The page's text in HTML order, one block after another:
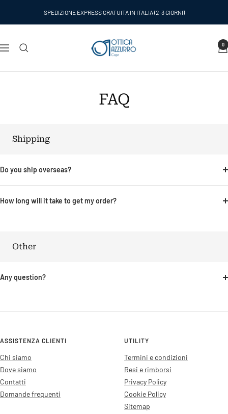
SPEDIZIONE EXPRESS GRATUITA IN ITALIA (2-3 GIORNI)
Navigazione
Ottica
Azzurro
0
FAQ
Shipping
Do you ship overseas?
How long will it take to get my order?
Other
Any question?
ASSISTENZA CLIENTI
Chi siamo
Dove siamo
Contatti
Domande frequenti
UTILITY
Termini e condizioni
Resi e rimborsi
Privacy Policy
Cookie Policy
Sitemap